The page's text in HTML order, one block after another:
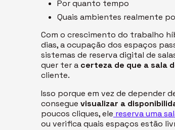
Por quanto tempo
Quais ambientes realmente
Com o crescimento do trabalho
dias, a ocupação dos espaços
sistemas de reserva digital de
quer ter a certeza de que asala
cliente.
Isso porque em vez de depender
consegue visualizar a
poucos cliques, ele reserva uma
ou verifica quais espaços estão